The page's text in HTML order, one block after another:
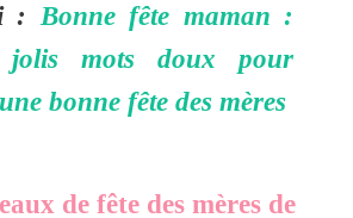
:Bonne fête maman :
mots doux pour
bonne fête des mères
de fête des mères de